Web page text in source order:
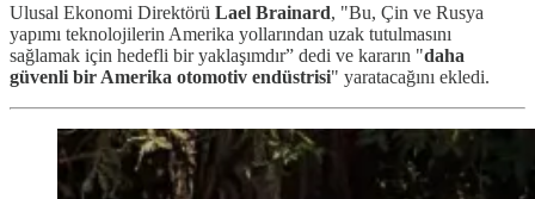
Ulusal Ekonomi Direktörü Lael Brainard, "Bu, Çin ve Rusya
yapımı teknolojilerin Amerika yollarından uzak tutulmasını
sağlamak için hedefli bir yaklaşımdır” dedi ve kararın "daha
güvenli bir Amerika otomotiv endüstrisi" yaratacağını ekledi.